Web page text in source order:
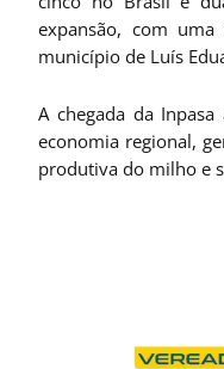
expansão, com
município de Luís
A chegada da
economia regional,
produtiva do milho e